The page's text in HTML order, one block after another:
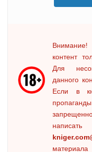
контент
Для
данного
Если в
материала